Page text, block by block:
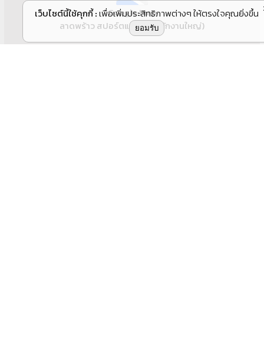
Google Map
ลาดพร้าว สปอร์ตแม็กซ์ (สำนักงานใหญ่)
เว็บไซต์นี้ใช้คุกกี้:เพื่อเพิ่มประสิทธิภาพต่างๆ ให้ตรงใจคุณยิ่งขึ้น
ยอมรับ